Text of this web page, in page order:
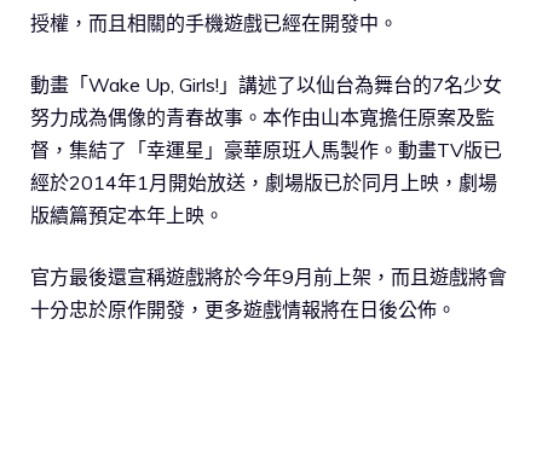
授權，而且相關的手機遊戲已經在開發中。
動畫「Wake Up, Girls!」講述了以仙台為舞台的7名少女
努力成為偶像的青春故事。本作由山本寬擔任原案及監
督，集結了「幸運星」豪華原班人馬製作。動畫TV版已
經於2014年1月開始放送，劇場版已於同月上映，劇場
版續篇預定本年上映。
官方最後還宣稱遊戲將於今年9月前上架，而且遊戲將會
十分忠於原作開發，更多遊戲情報將在日後公佈。